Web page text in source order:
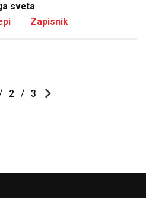
sveta
Zapisnik
2 3